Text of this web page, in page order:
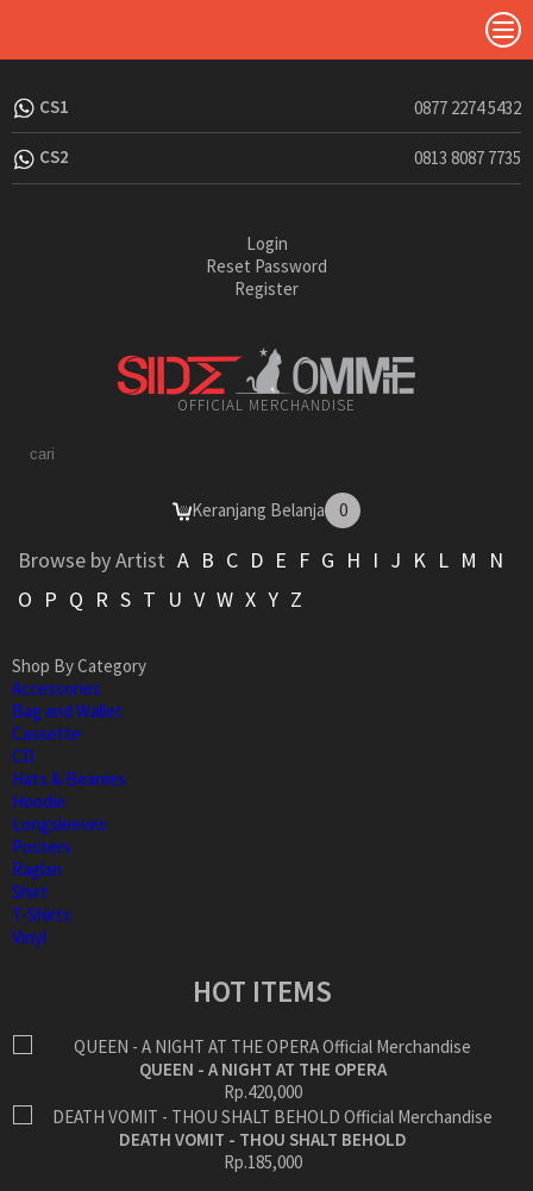
CS1 0877 2274 5432
CS2 0813 8087 7735
Login
Reset Password
Register
OFFICIAL MERCHANDISE
Keranjang Belanja 0
Browse by Artist A B C D E F G H I J K L M
N
O P Q R S T U V W X Y Z
Shop By Category
Accessories
Bag and Wallet
Cassette
CD
Hats & Beanies
Hoodie
Longsleeves
Posters
Raglan
Shirt
T-Shirts
Vinyl
HOT ITEMS
QUEEN - A NIGHT AT THE OPERA
Rp.420,000
DEATH VOMIT - THOU SHALT BEHOLD
Rp.185,000